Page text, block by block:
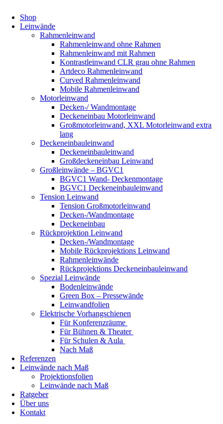
Shop
Leinwände
Rahmenleinwand
Rahmenleinwand ohne Rahmen
Rahmenleinwand mit Rahmen
Kontrastleinwand CLR grau ohne Rahmen
Artdeco Rahmenleinwand
Curved Rahmenleinwand
Mobile Rahmenleinwand
Motorleinwand
Decken-/ Wandmontage
Deckeneinbau Motorleinwand
Großmotorleinwand, XXL Motorleinwand extra
lang
Deckeneinbauleinwand
Deckeneinbauleinwand
Großdeckeneinbau Leinwand
Großleinwände – BGVC1
BGVC1 Wand- Deckenmontage
BGVC1 Deckeneinbauleinwand
Tension Leinwand
Tension Großmotorleinwand
Decken-/Wandmontage
Deckeneinbau
Rückprojektion Leinwand
Decken-/Wandmontage
Mobile Rückprojektions Leinwand
Rahmenleinwände
Rückprojektions Deckeneinbauleinwand
Spezial Leinwände
Bodenleinwände
Green Box – Pressewände
Leinwandfolien
Elektrische Vorhangschienen
Für Konferenzräume
Für Bühnen & Theater
Für Schulen & Aula
Nach Maß
Referenzen
Leinwände nach Maß
Projektionsfolien
Leinwände nach Maß
Ratgeber
Über uns
Kontakt